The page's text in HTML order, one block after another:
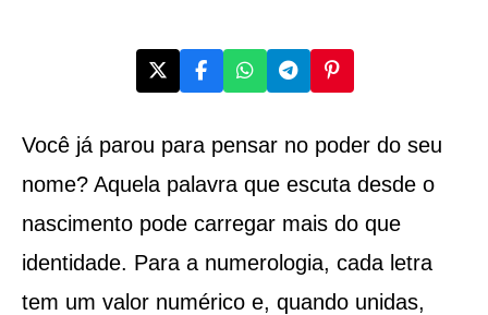
Você já parou para pensar no poder do seu
nome? Aquela palavra que escuta desde o
nascimento pode carregar mais do que
identidade. Para a numerologia, cada letra
tem um valor numérico e, quando unidas,